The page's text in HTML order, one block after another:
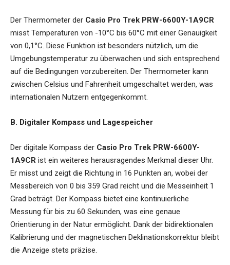
Der Thermometer der Casio Pro Trek PRW-6600Y-1A9CR
misst Temperaturen von -10°C bis 60°C mit einer Genauigkeit
von 0,1°C. Diese Funktion ist besonders nützlich, um die
Umgebungstemperatur zu überwachen und sich entsprechend
auf die Bedingungen vorzubereiten. Der Thermometer kann
zwischen Celsius und Fahrenheit umgeschaltet werden, was
internationalen Nutzern entgegenkommt.
B. Digitaler Kompass und Lagespeicher
Der digitale Kompass der Casio Pro Trek PRW-6600Y-
1A9CR ist ein weiteres herausragendes Merkmal dieser Uhr.
Er misst und zeigt die Richtung in 16 Punkten an, wobei der
Messbereich von 0 bis 359 Grad reicht und die Messeinheit 1
Grad beträgt. Der Kompass bietet eine kontinuierliche
Messung für bis zu 60 Sekunden, was eine genaue
Orientierung in der Natur ermöglicht. Dank der bidirektionalen
Kalibrierung und der magnetischen Deklinationskorrektur bleibt
die Anzeige stets präzise.